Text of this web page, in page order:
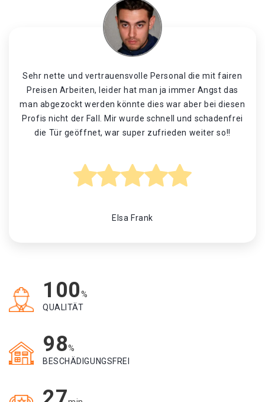
Sehr nette und vertrauensvolle Personal die mit fairen
Preisen Arbeiten, leider hat man ja immer Angst das
man abgezockt werden könnte dies war aber bei diesen
Profis nicht der Fall. Mir wurde schnell und schadenfrei
die Tür geöffnet, war super zufrieden weiter so!!
Elsa Frank
100%
QUALITÄT
98%
BESCHÄDIGUNGSFREI